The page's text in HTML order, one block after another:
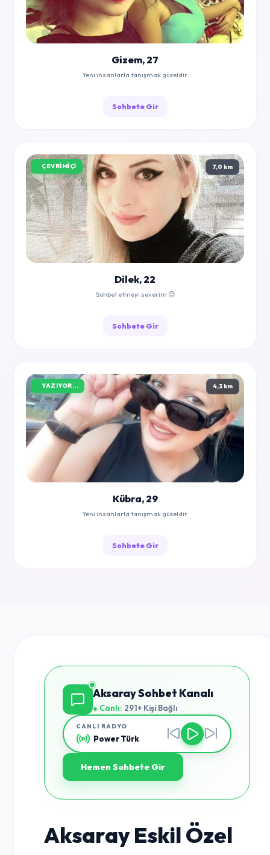
Gizem, 27
Yeni insanlarla tanışmak güzeldir
Sohbete Gir
ÇEVRIMIÇI 7,0 km
Dilek, 22
Sohbet etmeyi severim 😊
Sohbete Gir
YAZIYOR... 4,3 km
Kübra, 29
Yeni insanlarla tanışmak güzeldir
Sohbete Gir
Aksaray Sohbet Kanalı
● Canlı: 291+ Kişi Bağlı
CANLI RADYO
Power Türk
Hemen Sohbete Gir
Aksaray Eskil Özel